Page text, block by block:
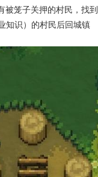
被笼子关押的村民，找到
知识）的村民后回城镇